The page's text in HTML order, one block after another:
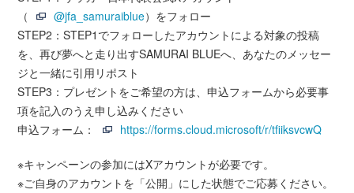
（
@jfa_samuraiblue）をフォロー
STEP2：STEP1でフォローしたアカウントによる対象の投稿
を、再び夢へと走り出すSAMURAI BLUEへ、あなたのメッセー
ジと一緒に引用リポスト
STEP3：プレゼントをご希望の方は、申込フォームから必要事
項を記入のうえ申し込みください
申込フォーム：
https://forms.cloud.microsoft/r/tfiiksvcwQ
※キャンペーンの参加にはXアカウントが必要です。
※ご自身のアカウントを「公開」にした状態でご応募ください。